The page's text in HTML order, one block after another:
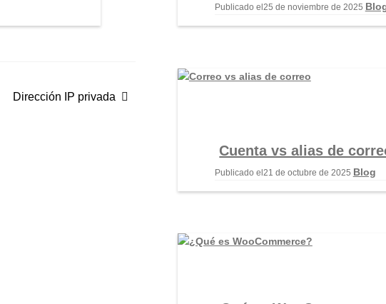
Siguiente:
Dirección IP privada
Publicado el 25 de noviembre de 2025
Cuenta vs alias de
Publicado el21 de octubre de 2025 Blog